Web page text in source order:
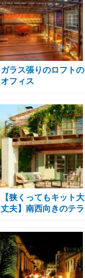
ガラス張りのロフトの
オフィス
【狭くってもキット大
丈夫】南西向きのテラ